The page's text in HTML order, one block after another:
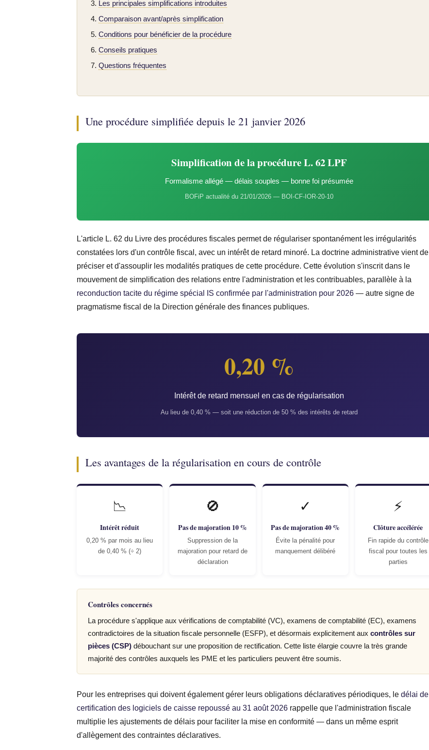
Les principales simplifications introduites
Comparaison avant/après simplification
Conditions pour bénéficier de la procédure
Conseils pratiques
Questions fréquentes
Une procédure simplifiée depuis le 21 janvier 2026
Simplification de la procédure L. 62 LPF
Formalisme allégé — délais souples — bonne foi présumée
BOFiP actualité du 21/01/2026 — BOI-CF-IOR-20-10
L'article L. 62 du Livre des procédures fiscales permet de régulariser spontanément les irrégularités
constatées lors d'un contrôle fiscal, avec un intérêt de retard minoré. La doctrine administrative vient de
préciser et d'assouplir les modalités pratiques de cette procédure. Cette évolution s'inscrit dans le
mouvement de simplification des relations entre l'administration et les contribuables, parallèle à la
reconduction tacite du régime spécial IS confirmée par l'administration pour 2026 — autre signe de
pragmatisme fiscal de la Direction générale des finances publiques.
0,20 %
Intérêt de retard mensuel en cas de régularisation
Au lieu de 0,40 % — soit une réduction de 50 % des intérêts de retard
Les avantages de la régularisation en cours de contrôle
📉
Intérêt réduit
0,20 % par mois au lieu
de 0,40 % (÷ 2)
🚫
Pas de majoration 10 %
Suppression de la
majoration pour retard de
déclaration
✓
Pas de majoration 40 %
Évite la pénalité pour
manquement délibéré
⚡
Clôture accélérée
Fin rapide du contrôle
fiscal pour toutes les
parties
Contrôles concernés
La procédure s'applique aux vérifications de comptabilité (VC), examens de comptabilité (EC), examens
contradictoires de la situation fiscale personnelle (ESFP), et désormais explicitement auxcontrôles sur
pièces (CSP) débouchant sur une proposition de rectification. Cette liste élargie couvre la très grande
majorité des contrôles auxquels les PME et les particuliers peuvent être soumis.
Pour les entreprises qui doivent également gérer leurs obligations déclaratives périodiques, ledélai de
certification des logiciels de caisse repoussé au 31 août 2026 rappelle que l'administration fiscale
multiplie les ajustements de délais pour faciliter la mise en conformité — dans un même esprit
d'allègement des contraintes déclaratives.